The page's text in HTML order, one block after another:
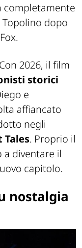
completamente
dopo
2026, il film
storici
e
affiancato
negli
Tales. Proprio il
diventare il
capitolo.
nostalgia